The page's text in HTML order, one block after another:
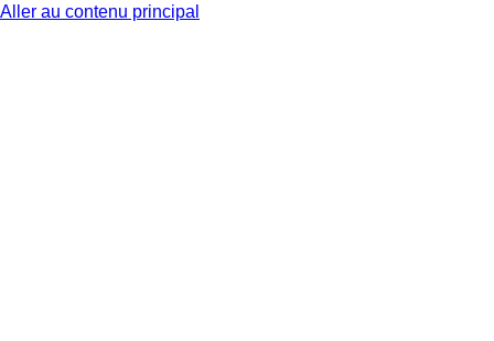
Aller au contenu principal